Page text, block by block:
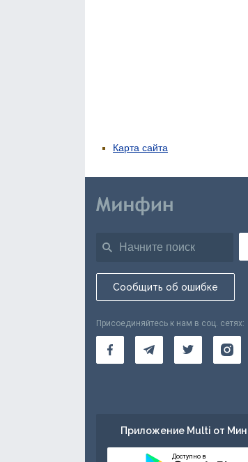
Карта сайта
Сообщить об ошибке
Присоединяйтесь к нам в соц. сетях:
Приложение Multi от
Доступно в